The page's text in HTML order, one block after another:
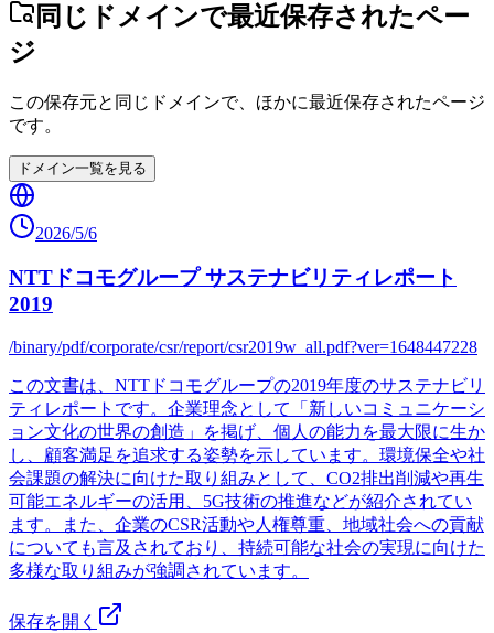
同じドメインで最近保存されたペー
ジ
この保存元と同じドメインで、ほかに最近保存されたページ
です。
ドメイン一覧を見る
2026/5/6
NTTドコモグループ サステナビリティレポート
2019
/binary/pdf/corporate/csr/report/csr2019w_all.pdf?ver=1648447228
この文書は、NTTドコモグループの2019年度のサステナビリ
ティレポートです。企業理念として「新しいコミュニケーシ
ョン文化の世界の創造」を掲げ、個人の能力を最大限に生か
し、顧客満足を追求する姿勢を示しています。環境保全や社
会課題の解決に向けた取り組みとして、CO2排出削減や再生
可能エネルギーの活用、5G技術の推進などが紹介されてい
ます。また、企業のCSR活動や人権尊重、地域社会への貢献
についても言及されており、持続可能な社会の実現に向けた
多様な取り組みが強調されています。
保存を開く